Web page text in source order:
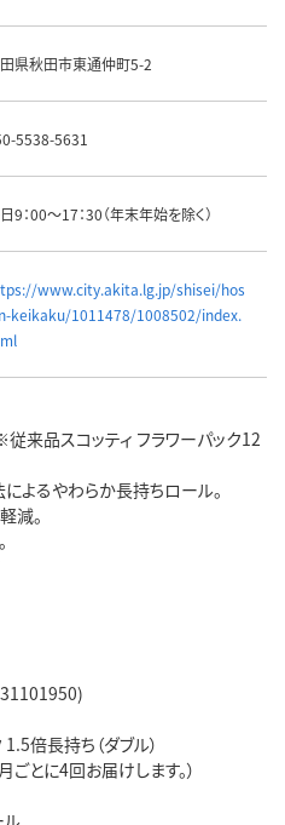
県秋田市東通仲町5-2
5538-5631
9：00～17：30（年末年始を除く）
www.city.akita.lg.jp/shisei/hos
keikaku/1011478/1008502/index.
品スコッティ フラワーパック12
よるやわらか長持ちロール。
減。
倍長持ち（ダブル）
とに4回お届けします。）